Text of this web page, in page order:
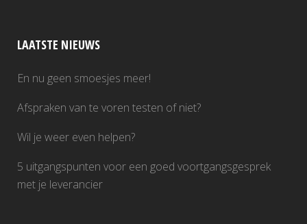
LAATSTE NIEUWS
En nu geen smoesjes meer!
Afspraken van te voren testen of niet?
Wil je weer even helpen?
5 uitgangspunten voor een goed voortgangsgesprek
met je leverancier